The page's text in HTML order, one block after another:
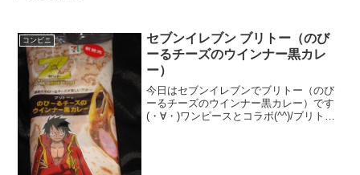
コンビニ
セブンイレブン ブリトー（のび
ーるチーズのウインナー黒カレ
ー）
今日はセブンイレブンでブリトー（のび
ーるチーズのウインナー黒カレー）です
(・∀・)ワンピースとコラボ(^^)/ブリトー